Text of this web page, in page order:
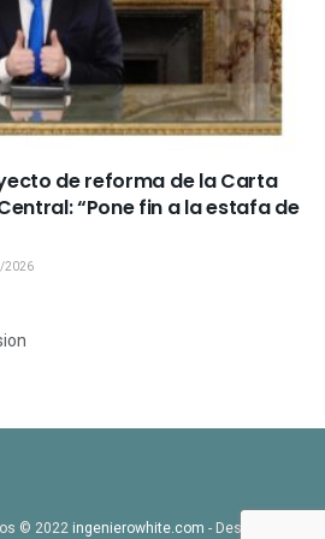
de reforma de la Carta
“Pone fin a la estafa de
2026
© 2022ingenierowhite.com - Desarrollado